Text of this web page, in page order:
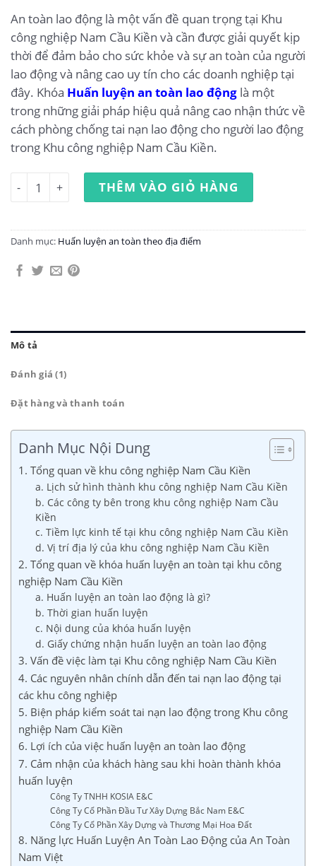
An toàn lao động là một vấn đề quan trọng tại Khu
công nghiệp Nam Cầu Kiền và cần được giải quyết kịp
thời để đảm bảo cho sức khỏe và sự an toàn của người
lao động và nâng cao uy tín cho các doanh nghiệp tại
đây. Khóa Huấn luyện an toàn lao động là một
trong những giải pháp hiệu quả nâng cao nhận thức về
cách phòng chống tai nạn lao động cho người lao động
trong Khu công nghiệp Nam Cầu Kiền.
Huấn luyện an toàn lao động tại Khu công nghiệp Nam
THÊM VÀO GIỎ HÀNG
Danh mục: Huấn luyện an toàn theo địa điểm
Mô tả
Đánh giá (1)
Đặt hàng và thanh toán
Danh Mục Nội Dung
1. Tổng quan về khu công nghiệp Nam Cầu Kiền
a. Lịch sử hình thành khu công nghiệp Nam Cầu Kiền
b. Các công ty bên trong khu công nghiệp Nam Cầu
Kiền
c. Tiềm lực kinh tế tại khu công nghiệp Nam Cầu Kiền
d. Vị trí địa lý của khu công nghiệp Nam Cầu Kiền
2. Tổng quan về khóa huấn luyện an toàn tại khu công
nghiệp Nam Cầu Kiền
a. Huấn luyện an toàn lao động là gì?
b. Thời gian huấn luyện
c. Nội dung của khóa huấn luyện
d. Giấy chứng nhận huấn luyện an toàn lao động
3. Vấn đề việc làm tại Khu công nghiệp Nam Cầu Kiền
4. Các nguyên nhân chính dẫn đến tai nạn lao động tại
các khu công nghiệp
5. Biện pháp kiểm soát tai nạn lao động trong Khu công
nghiệp Nam Cầu Kiền
6. Lợi ích của việc huấn luyện an toàn lao động
7. Cảm nhận của khách hàng sau khi hoàn thành khóa
huấn luyện
Công Ty TNHH KOSIA E&C
Công Ty Cổ Phần Đầu Tư Xây Dựng Bắc Nam E&C
Công Ty Cổ Phần Xây Dựng và Thương Mại Hoa Đất
8. Năng lực Huấn Luyện An Toàn Lao Động của An Toàn
Nam Việt